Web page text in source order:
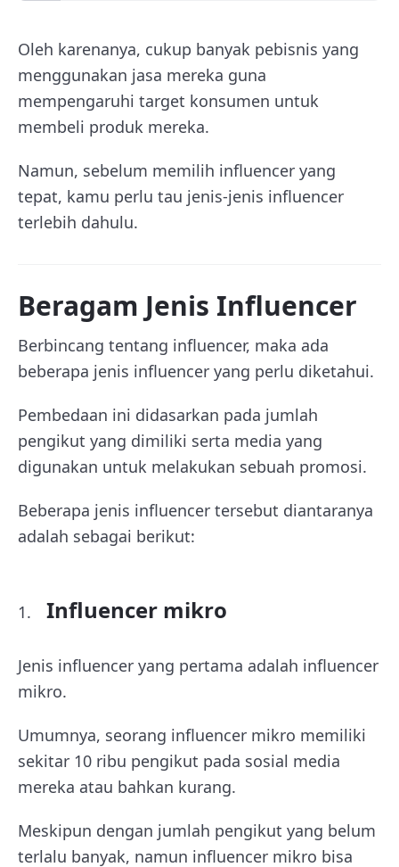
Oleh karenanya, cukup banyak pebisnis yang
menggunakan jasa mereka guna
mempengaruhi target konsumen untuk
membeli produk mereka.
Namun, sebelum memilih influencer yang
tepat, kamu perlu tau jenis-jenis influencer
terlebih dahulu.
Beragam Jenis Influencer
Berbincang tentang influencer, maka ada
beberapa jenis influencer yang perlu diketahui.
Pembedaan ini didasarkan pada jumlah
pengikut yang dimiliki serta media yang
digunakan untuk melakukan sebuah promosi.
Beberapa jenis influencer tersebut diantaranya
adalah sebagai berikut:
Influencer mikro
Jenis influencer yang pertama adalah influencer
mikro.
Umumnya, seorang influencer mikro memiliki
sekitar 10 ribu pengikut pada sosial media
mereka atau bahkan kurang.
Meskipun dengan jumlah pengikut yang belum
terlalu banyak, namun influencer mikro bisa